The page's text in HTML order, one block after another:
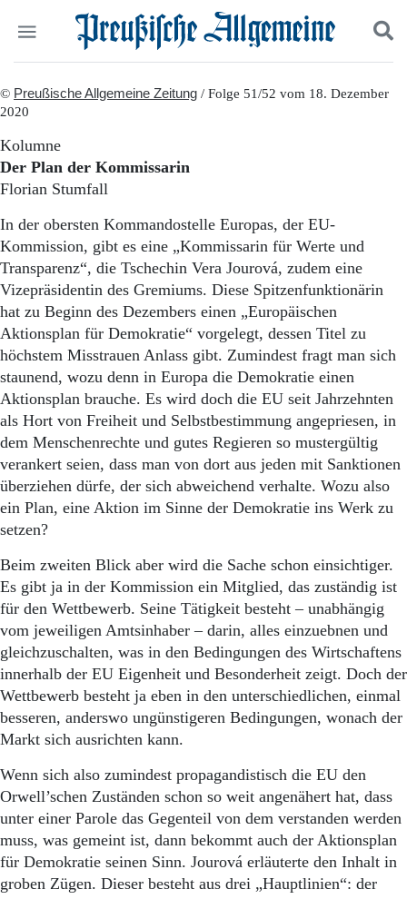
Start
Wer wir sind
Aktuelle Ausgabe
Abonnenten-Login
Abonnent werden
Abo Prämien
Archiv
Mediadaten
Politik
Gesellschaft
Geschichte
Ostpreußen
Pommern
Berlin-Brandenburg
Schlesien
Danzig und Westpreußen
Bücher
Impressum
Datenschutz
Suchen und finden
© Preußische Allgemeine Zeitung / Folge 51/52 vom 18. Dezember
2020
Kolumne
Der Plan der Kommissarin
Florian Stumfall
In der obersten Kommandostelle Europas, der EU-
Kommission, gibt es eine „Kommissarin für Werte und
Transparenz“, die Tschechin Vera Jourová, zudem eine
Vizepräsidentin des Gremiums. Diese Spitzenfunktionärin
hat zu Beginn des Dezembers einen „Europäischen
Aktionsplan für Demokratie“ vorgelegt, dessen Titel zu
höchstem Misstrauen Anlass gibt. Zumindest fragt man sich
staunend, wozu denn in Europa die Demokratie einen
Aktionsplan brauche. Es wird doch die EU seit Jahrzehnten
als Hort von Freiheit und Selbstbestimmung angepriesen, in
dem Menschenrechte und gutes Regieren so mustergültig
verankert seien, dass man von dort aus jeden mit Sanktionen
überziehen dürfe, der sich abweichend verhalte. Wozu also
ein Plan, eine Aktion im Sinne der Demokratie ins Werk zu
setzen?
Beim zweiten Blick aber wird die Sache schon einsichtiger.
Es gibt ja in der Kommission ein Mitglied, das zuständig ist
für den Wettbewerb. Seine Tätigkeit besteht – unabhängig
vom jeweiligen Amtsinhaber – darin, alles einzuebnen und
gleichzuschalten, was in den Bedingungen des Wirtschaftens
innerhalb der EU Eigenheit und Besonderheit zeigt. Doch der
Wettbewerb besteht ja eben in den unterschiedlichen, einmal
besseren, anderswo ungünstigeren Bedingungen, wonach der
Markt sich ausrichten kann.
Wenn sich also zumindest propagandistisch die EU den
Orwell’schen Zuständen schon so weit angenähert hat, dass
unter einer Parole das Gegenteil von dem verstanden werden
muss, was gemeint ist, dann bekommt auch der Aktionsplan
für Demokratie seinen Sinn. Jourová erläuterte den Inhalt in
groben Zügen. Dieser besteht aus drei „Hauptlinien“: der